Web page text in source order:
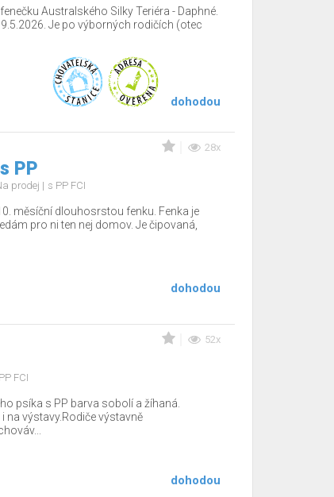
Australského Silky Teriéra - Daphné.
Je po výborných rodičích (otec
dohodou
28x
PP
prodej s PP FCI
měsíční dlouhosrstou fenku. Fenka je
pro ni ten nej domov. Je čipovaná,
dohodou
52x
FCI
psíka s PP barva sobolí a žíhaná.
na výstavy.Rodiče výstavně
dohodou